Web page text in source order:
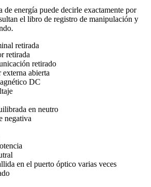
de energía puede decirle exactamente por
el libro de registro de manipulación y
retirada
retirada
retirado
abierta
DC
en neutro
negativa
en el puerto óptico varias veces